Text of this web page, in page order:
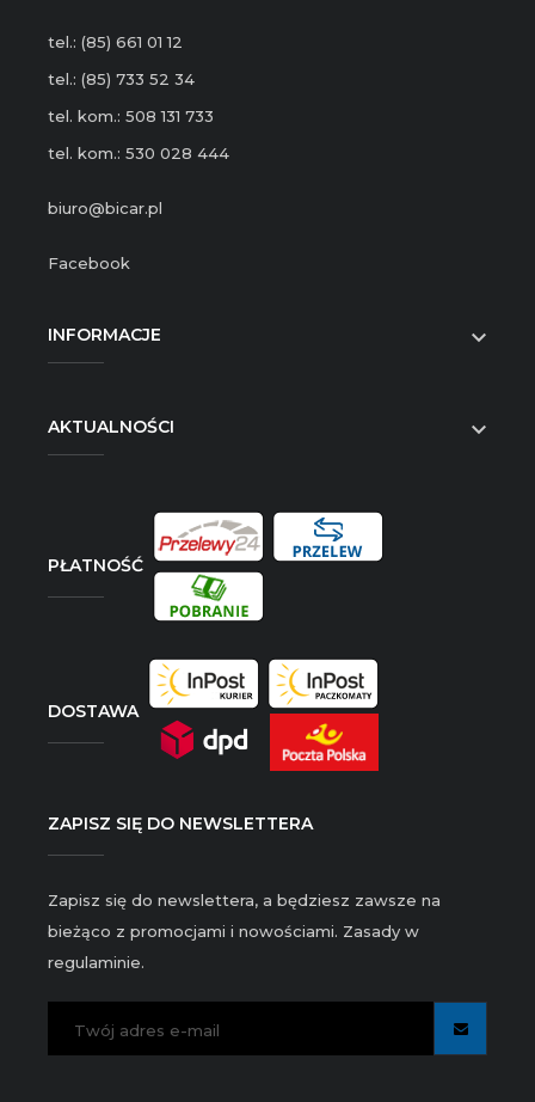
tel.: (85) 661 01 12
tel.: (85) 733 52 34
tel. kom.: 508 131 733
tel. kom.: 530 028 444
biuro@bicar.pl
Facebook
INFORMACJE 
AKTUALNOŚCI 
PŁATNOŚĆ
DOSTAWA
ZAPISZ SIĘ DO NEWSLETTERA
Zapisz się do newslettera, a będziesz zawsze na
bieżąco z promocjami i nowościami. Zasady w
regulaminie.